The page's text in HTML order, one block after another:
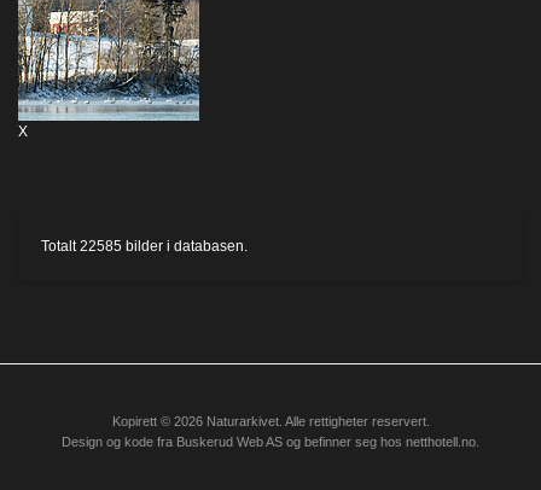
X
Totalt22585 bilder i databasen.
Kopirett © 2026 Naturarkivet. Alle rettigheter reservert.
Design og kode fra Buskerud Web AS og befinner seg hos netthotell.no